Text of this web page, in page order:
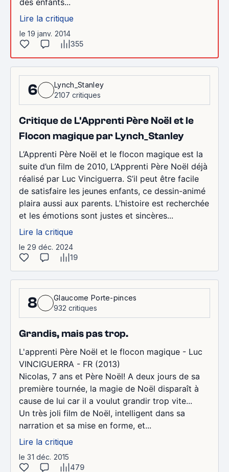
Lire la critique
le 19 janv. 2014
355
6
Lynch_Stanley
2107 critiques
Critique de L'Apprenti Père Noël et le
Flocon magique par Lynch_Stanley
L’Apprenti Père Noël et le flocon magique est la
suite d’un film de 2010, L’Apprenti Père Noël déjà
réalisé par Luc Vinciguerra. S’il peut être facile
de satisfaire les jeunes enfants, ce dessin-animé
plaira aussi aux parents. L’histoire est recherchée
et les émotions sont justes et sincères...
Lire la critique
le 29 déc. 2024
19
8
Glaucome Porte-pinces
932 critiques
Grandis, mais pas trop.
L'apprenti Père Noël et le flocon magique - Luc
VINCIGUERRA - FR (2013)
Nicolas, 7 ans et Père Noël! A deux jours de sa
première tournée, la magie de Noël disparaît à
cause de lui car il a voulut grandir trop vite...
Un très joli film de Noël, intelligent dans sa
narration et sa mise en forme, et...
Lire la critique
le 31 déc. 2015
479